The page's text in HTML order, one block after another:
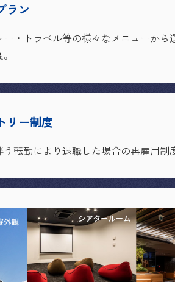
ラン
ー・トラベル等の様々なメニューから
リー制度
転勤により退職した場合の再雇用制